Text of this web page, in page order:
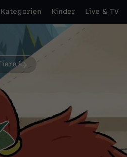
Kategorien Kinder Live & TV